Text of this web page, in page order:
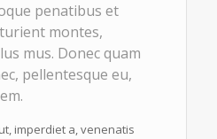
penatibus et
montes,
mus. Donec quam
pellentesque eu,
imperdiet a, venenatis